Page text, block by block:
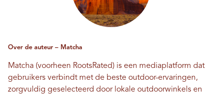
Over de auteur – Matcha
Matcha (voorheen RootsRated) is een mediaplatform dat
gebruikers verbindt met de beste outdoor-ervaringen,
zorgvuldig geselecteerd door lokale outdoorwinkels en